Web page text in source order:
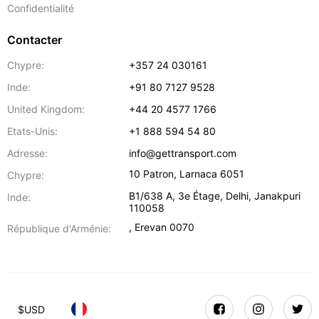
Confidentialité
Contacter
Chypre:
+357 24 030161
Inde:
+91 80 7127 9528
United Kingdom:
+44 20 4577 1766
Etats-Unis:
+1 888 594 54 80
Adresse:
info@gettransport.com
Chypre:
10 Patron, Larnaca 6051
Inde:
B1/638 A, 3e Étage, Delhi,Janakpuri
110058
République d'Arménie:
, Erevan 0070
$USD